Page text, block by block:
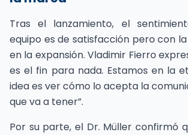
Tras el lanzamiento, el
equipo es de satisfacción pero con
en la expansión. Vladimir Fierro
es el fin para nada. Estamos en la
idea es ver cómo lo acepta la
que va a tener”.
Por su parte, el Dr. Müller confirmó